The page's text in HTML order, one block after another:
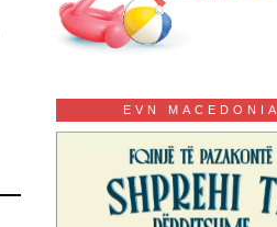
EVN MACEDONIA